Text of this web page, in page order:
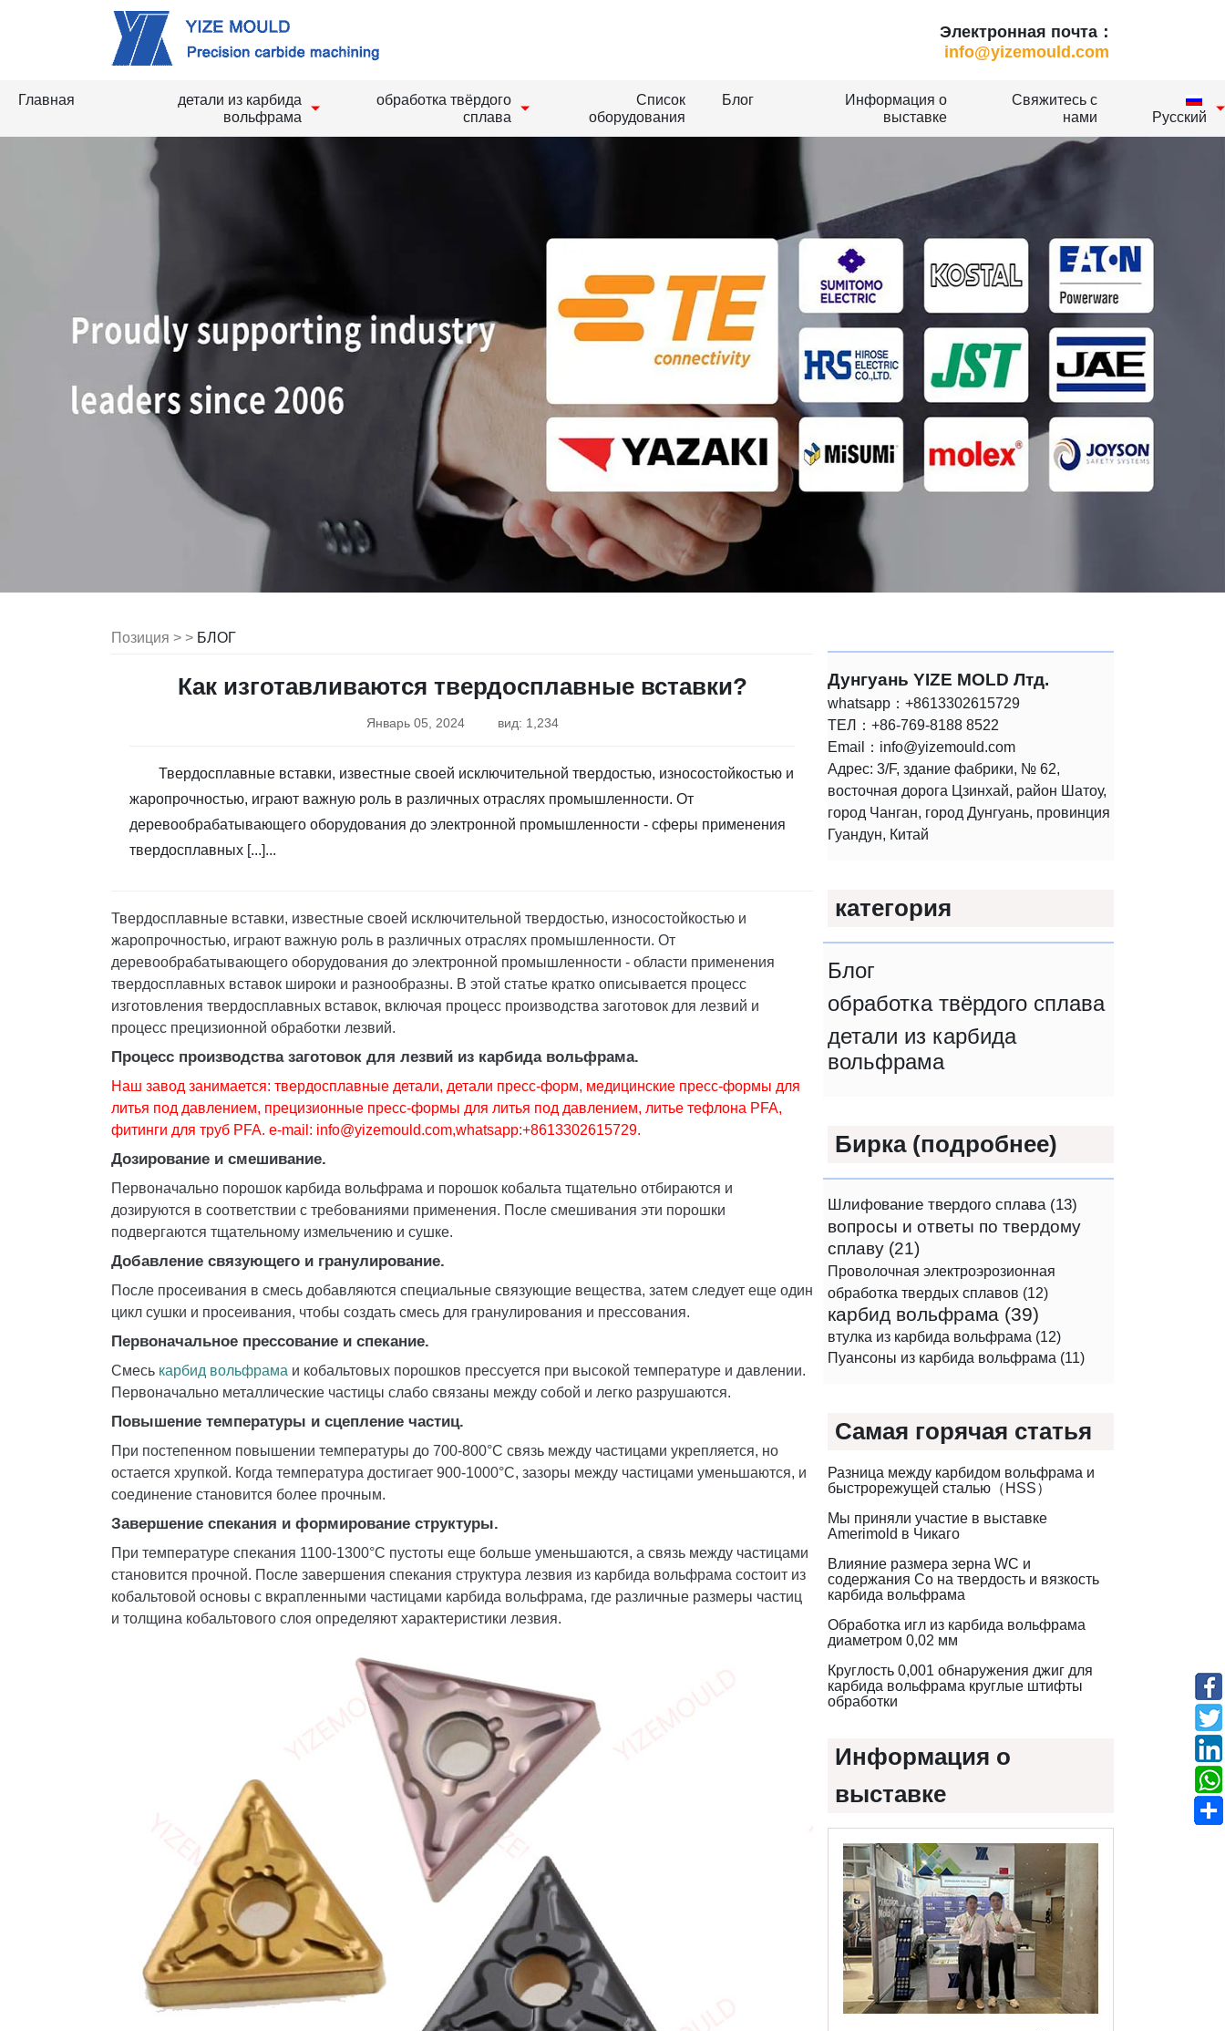
Электронная почта：
info@yizemould.com
Главная
детали из карбида
вольфрама
обработка твёрдого
сплава
Список
оборудования
Блог
Информация о
выставке
Свяжитесь с
нами
Русский
Позиция > > БЛОГ
Как изготавливаются твердосплавные вставки?
Январь 05, 2024 вид: 1,234
Твердосплавные вставки, известные своей исключительной твердостью, износостойкостью и
жаропрочностью, играют важную роль в различных отраслях промышленности. От
деревообрабатывающего оборудования до электронной промышленности - сферы применения
твердосплавных [...]...
Твердосплавные вставки, известные своей исключительной твердостью, износостойкостью и
жаропрочностью, играют важную роль в различных отраслях промышленности. От
деревообрабатывающего оборудования до электронной промышленности - области применения
твердосплавных вставок широки и разнообразны. В этой статье кратко описывается процесс
изготовления твердосплавных вставок, включая процесс производства заготовок для лезвий и
процесс прецизионной обработки лезвий.
Процесс производства заготовок для лезвий из карбида вольфрама.
Наш завод занимается: твердосплавные детали, детали пресс-форм, медицинские пресс-формы для
литья под давлением, прецизионные пресс-формы для литья под давлением, литье тефлона PFA,
фитинги для труб PFA. e-mail: info@yizemould.com,whatsapp:+8613302615729.
Дозирование и смешивание.
Первоначально порошок карбида вольфрама и порошок кобальта тщательно отбираются и
дозируются в соответствии с требованиями применения. После смешивания эти порошки
подвергаются тщательному измельчению и сушке.
Добавление связующего и гранулирование.
После просеивания в смесь добавляются специальные связующие вещества, затем следует еще один
цикл сушки и просеивания, чтобы создать смесь для гранулирования и прессования.
Первоначальное прессование и спекание.
Смесь карбид вольфрама и кобальтовых порошков прессуется при высокой температуре и давлении.
Первоначально металлические частицы слабо связаны между собой и легко разрушаются.
Повышение температуры и сцепление частиц.
При постепенном повышении температуры до 700-800°C связь между частицами укрепляется, но
остается хрупкой. Когда температура достигает 900-1000°C, зазоры между частицами уменьшаются, и
соединение становится более прочным.
Завершение спекания и формирование структуры.
При температуре спекания 1100-1300°C пустоты еще больше уменьшаются, а связь между частицами
становится прочной. После завершения спекания структура лезвия из карбида вольфрама состоит из
кобальтовой основы с вкрапленными частицами карбида вольфрама, где различные размеры частиц
и толщина кобальтового слоя определяют характеристики лезвия.
Дунгуань YIZE MOLD Лтд.
whatsapp：+8613302615729
ТЕЛ：+86-769-8188 8522
Email： info@yizemould.com
Адрес: 3/F, здание фабрики, № 62,
восточная дорога Цзинхай, район Шатоу,
город Чанган, город Дунгуань, провинция
Гуандун, Китай
категория
Блог
обработка твёрдого сплава
детали из карбида
вольфрама
Бирка (подробнее)
Шлифование твердого сплава(13)
вопросы и ответы по твердому
сплаву (21)
Проволочная электроэрозионная
обработка твердых сплавов (12)
карбид вольфрама (39)
втулка из карбида вольфрама (12)
Пуансоны из карбида вольфрама (11)
Самая горячая статья
Разница между карбидом вольфрама и
быстрорежущей сталью（HSS）
Мы приняли участие в выставке
Amerimold в Чикаго
Влияние размера зерна WC и
содержания Co на твердость и вязкость
карбида вольфрама
Обработка игл из карбида вольфрама
диаметром 0,02 мм
Круглость 0,001 обнаружения джиг для
карбида вольфрама круглые штифты
обработки
Информация о
выставке